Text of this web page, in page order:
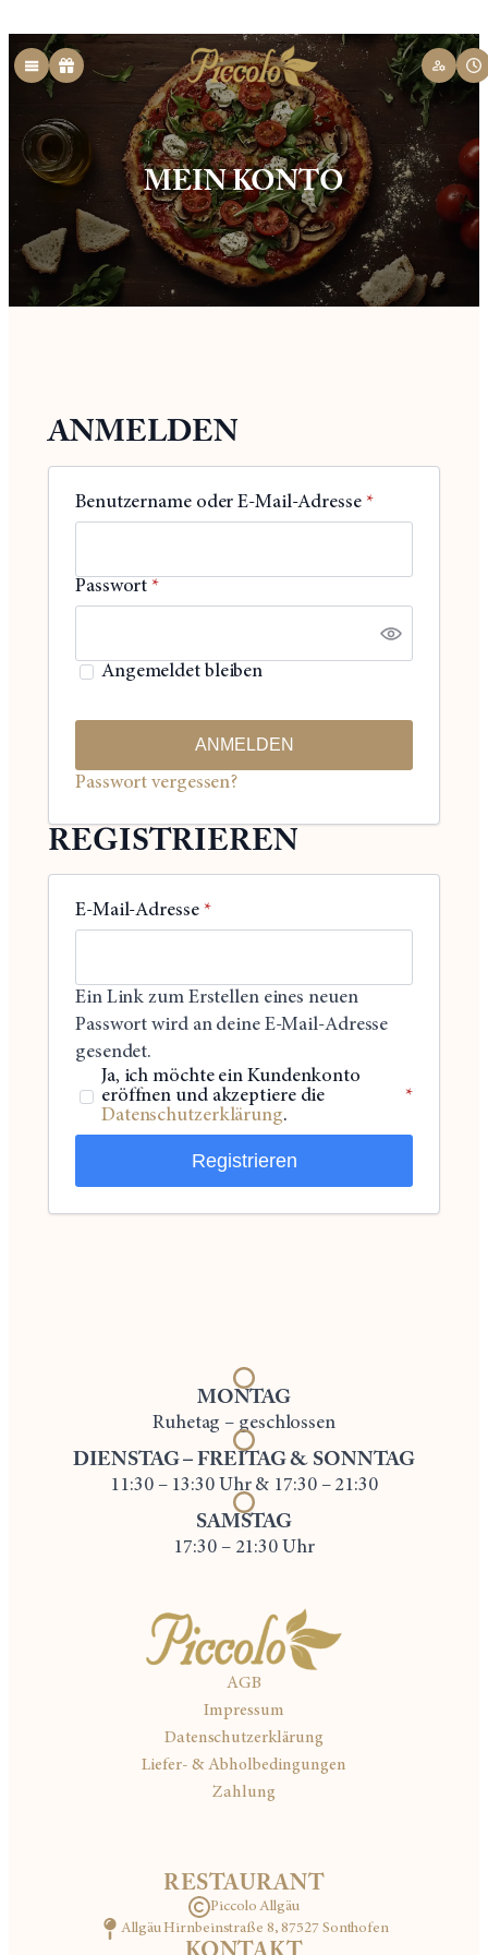
Zum
Inhalt
springen
MEIN KONTO
ANMELDEN
Benutzername oder E-Mail-Adresse *Erforderlich
Passwort *Erforderlich
Angemeldet bleiben
ANMELDEN
Passwort vergessen?
REGISTRIEREN
E-Mail-Adresse *Erforderlich
Ein Link zum Erstellen eines neuen
Passwort wird an deine E-Mail-Adresse
gesendet.
Ja, ich möchte ein Kundenkonto
eröffnen und akzeptiere die
Datenschutzerklärung.
*
Registrieren
MONTAG
Ruhetag – geschlossen
DIENSTAG – FREITAG & SONNTAG
11:30 – 13:30 Uhr & 17:30 – 21:30
SAMSTAG
17:30 – 21:30 Uhr
AGB
Impressum
Datenschutzerklärung
Liefer- & Abholbedingungen
Zahlung
RESTAURANT
Piccolo Allgäu
Allgäu Hirnbeinstraße 8, 87527 Sonthofen